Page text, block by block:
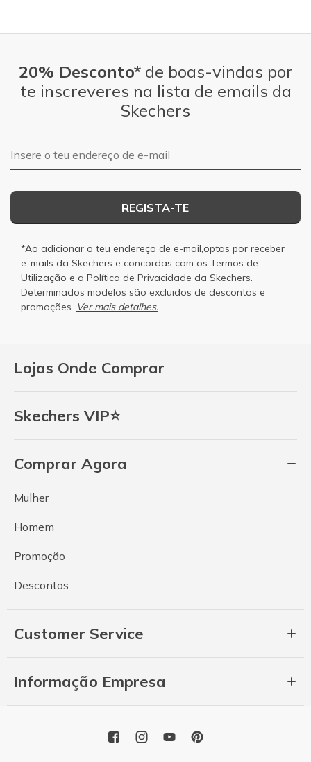
Lojas Onde Comprar
Skechers VIP⭐
Comprar Agora
Mulher
Homem
Promoção
Descontos
Customer Service
Informação Empresa
20% Desconto*de boas-vindas por
te inscreveres na lista de emails da
Skechers
Endereço de e-mail
REGISTA-TE
*Ao adicionar o teu endereço de e-mail,optas por receber
e-mails da Skechers e concordas com os Termos de
Utilização e a Política de Privacidade da Skechers.
Determinados modelos são excluidos de descontos e
promoções. Ver mais detalhes.